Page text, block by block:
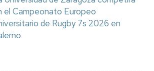
el Campeonato Europeo
de Rugby 7s 2026 en